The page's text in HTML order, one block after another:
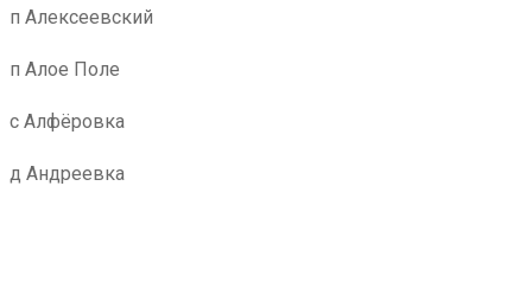
п Алексеевский
п Алое Поле
с Алфёровка
д Андреевка